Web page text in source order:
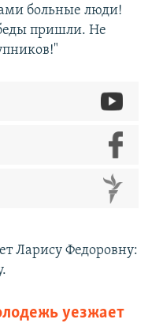
больные люди!
пришли. Не
Ларису Федоровну:
уезжает